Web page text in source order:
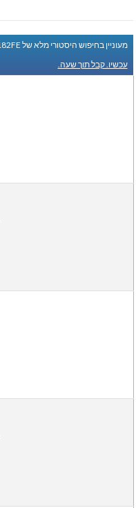
מעוניין בחיפוש היסטורי מלא של N182FE מאז שנת 1998?
עכשיו. קבל תוך שעה.